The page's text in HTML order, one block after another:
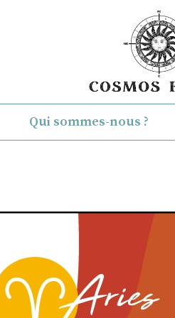
Qui sommes-nous ?